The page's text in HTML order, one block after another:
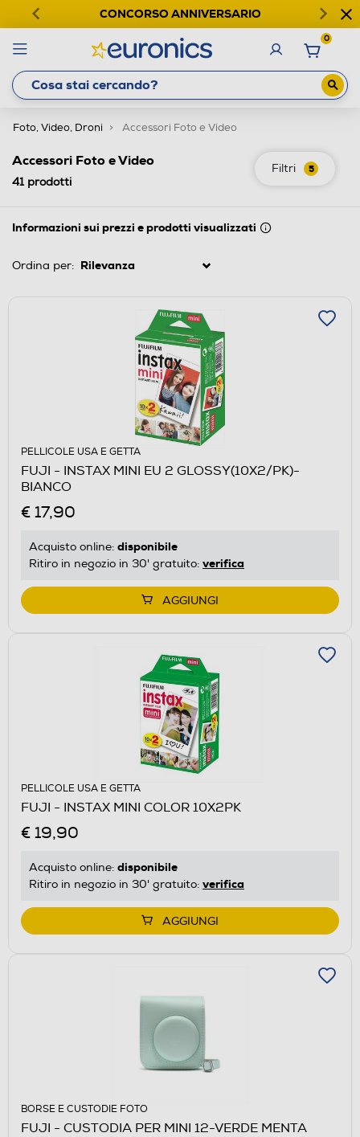
CONCORSO ANNIVERSARIO
0
Foto, Video, Droni Accessori Foto e Video
Filtri 5
Accessori Foto e Video
41prodotti
Informazioni sui prezzi e prodotti visualizzati
Ordina per:
PELLICOLE USA E GETTA
FUJI - INSTAX MINI EU 2 GLOSSY(10X2/PK)-
BIANCO
€ 17,90
Acquisto online: disponibile
Ritiro in negozio in 30' gratuito: verifica
AGGIUNGI
PELLICOLE USA E GETTA
FUJI - INSTAX MINI COLOR 10X2PK
€ 19,90
Acquisto online: disponibile
Ritiro in negozio in 30' gratuito: verifica
AGGIUNGI
BORSE E CUSTODIE FOTO
FUJI - CUSTODIA PER MINI 12-VERDE MENTA